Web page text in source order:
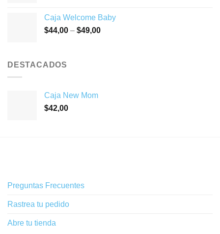
Caja Welcome Baby
$44,00 – $49,00
DESTACADOS
Caja New Mom
$42,00
Preguntas Frecuentes
Rastrea tu pedido
Abre tu tienda